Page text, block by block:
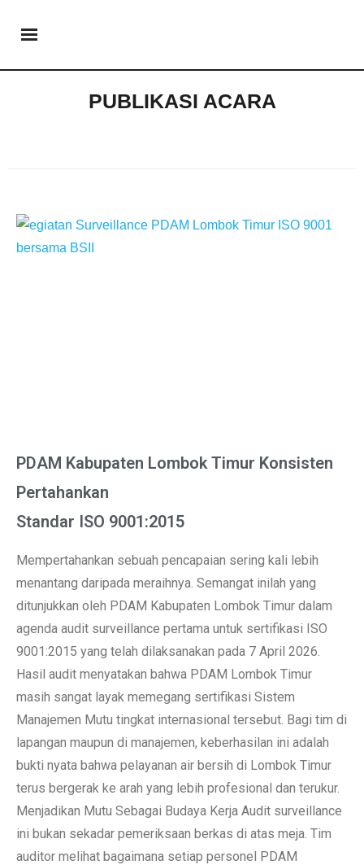
PUBLIKASI ACARA
PDAM Kabupaten Lombok Timur Konsisten
Pertahankan
Standar ISO 9001:2015
Mempertahankan sebuah pencapaian sering kali lebih
menantang daripada meraihnya. Semangat inilah yang
ditunjukkan oleh PDAM Kabupaten Lombok Timur dalam
agenda audit surveillance pertama untuk sertifikasi ISO
9001:2015 yang telah dilaksanakan pada 7 April 2026.
Hasil audit menyatakan bahwa PDAM Lombok Timur
masih sangat layak memegang sertifikasi Sistem
Manajemen Mutu tingkat internasional tersebut. Bagi tim di
lapangan maupun di manajemen, keberhasilan ini adalah
bukti nyata bahwa pelayanan air bersih di Lombok Timur
terus bergerak ke arah yang lebih profesional dan terukur.
Menjadikan Mutu Sebagai Budaya Kerja Audit surveillance
ini bukan sekadar pemeriksaan berkas di atas meja. Tim
auditor melihat bagaimana setiap personel PDAM